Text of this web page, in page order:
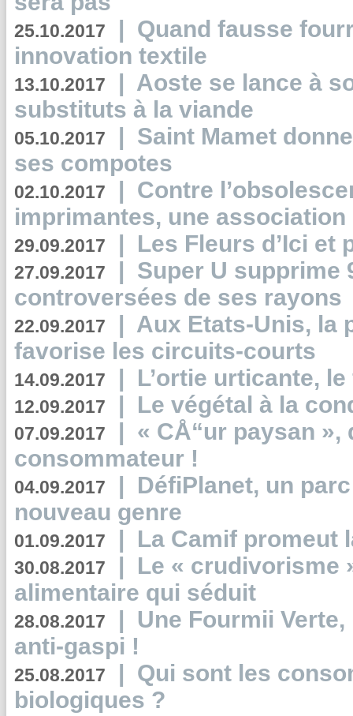
25.10.2017 | Quand fausse
innovation textile
13.10.2017 | Aoste se lance à
substituts à la viande
05.10.2017 | Saint Mamet
ses compotes
02.10.2017 | Contre
imprimantes, une
29.09.2017 | Les Fleurs d’Ici et
27.09.2017 | Super U supprime
controversées de ses rayons
22.09.2017 | Aux Etats-Unis, la
favorise les circuits-courts
14.09.2017 | L’ortie urticante,
12.09.2017 | Le végétal à la
07.09.2017 | « CÅ“ur paysan
consommateur !
04.09.2017 | DéfiPlanet, un
nouveau genre
01.09.2017 | La Camif promeut
30.08.2017 | Le « crudivorisme
alimentaire qui séduit
28.08.2017 | Une Fourmii
anti-gaspi !
25.08.2017 | Qui sont les
biologiques ?